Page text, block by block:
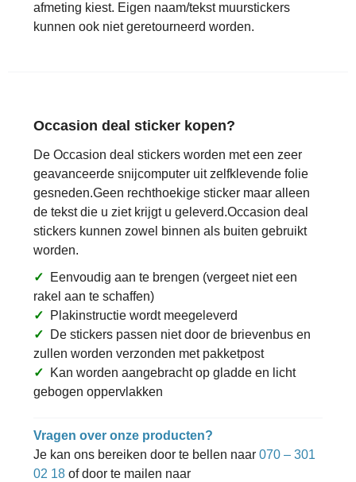
afmeting kiest. Eigen naam/tekst muurstickers
kunnen ook niet geretourneerd worden.
Occasion deal sticker kopen?
De Occasion deal stickers worden met een zeer
geavanceerde snijcomputer uit zelfklevende folie
gesneden.Geen rechthoekige sticker maar alleen
de tekst die u ziet krijgt u geleverd.Occasion deal
stickers kunnen zowel binnen als buiten gebruikt
worden.
✓ Eenvoudig aan te brengen (vergeet niet een
rakel aan te schaffen)
✓ Plakinstructie wordt meegeleverd
✓ De stickers passen niet door de brievenbus en
zullen worden verzonden met pakketpost
✓ Kan worden aangebracht op gladde en licht
gebogen oppervlakken
Vragen over onze producten?
Je kan ons bereiken door te bellen naar 070 – 301
02 18 of door te mailen naar